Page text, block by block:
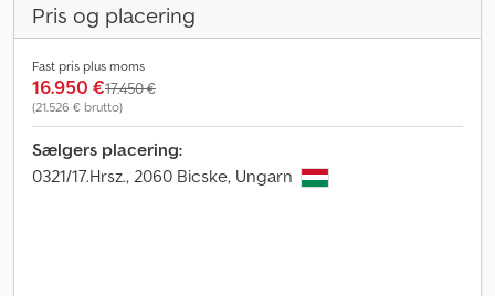
Pris og placering
Fast pris plus moms
16.950 €17.450 €
(21.526 € brutto)
Sælgers placering:
0321/17.Hrsz., 2060 Bicske, Ungarn